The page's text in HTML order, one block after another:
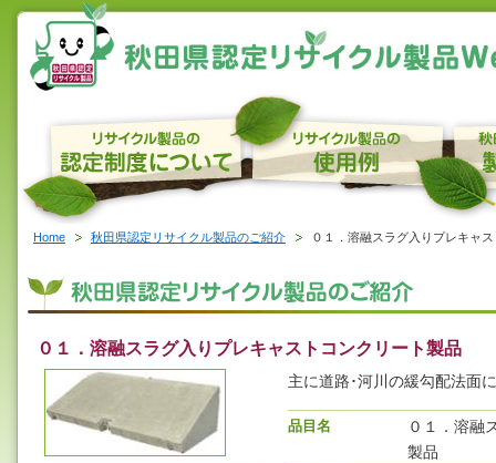
Home 秋田県認定リサイクル製品のご紹介 ０１．溶融スラグ入りプレキャ
０１．溶融スラグ入りプレキャストコンクリート製品
主に道路･河川の緩勾配法面
品目名
０１．溶融
製品